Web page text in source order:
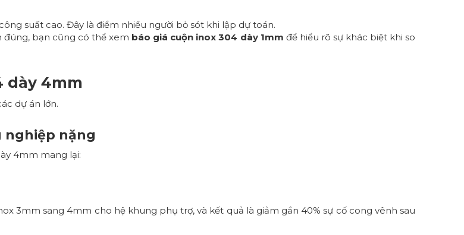
suất cao. Đây là điểm nhiều người bỏ sót khi lập dự toán.
đúng, bạn cũng có thể xem báo giá cuộn inox 304 dày 1mm để hiểu rõ sự khác biệt khi so
dày 4mm
dự án lớn.
nghiệp nặng
4mm mang lại:
3mm sang 4mm cho hệ khung phụ trợ, và kết quả là giảm gần 40% sự cố cong vênh sau